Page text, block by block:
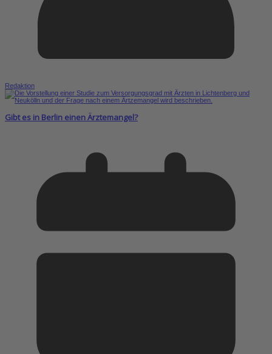
Redaktion
Gibt es in Berlin einen Ärztemangel?